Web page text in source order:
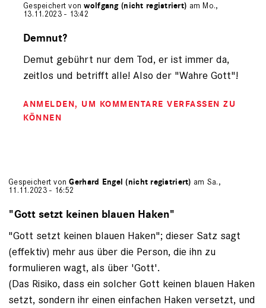
Gespeichert vonwolfgang (nicht registriert) am Mo.,
13.11.2023 - 13:42
auf
Ockenga
(nicht
Demnut?
Demut gebührt nur dem Tod, er ist immer da,
zeitlos und betrifft alle! Also der "Wahre Gott"!
ANMELDEN, UM KOMMENTARE VERFASSEN ZU
KÖNNEN
Gespeichert vonGerhard Engel (nicht registriert) am Sa.,
11.11.2023 - 16:52
"Gott setzt keinen blauen Haken"
"Gott setzt keinen blauen Haken"; dieser Satz sagt
(effektiv) mehr aus über die Person, die ihn zu
formulieren wagt, als über 'Gott'.
(Das Risiko, dass ein solcher Gott keinen blauen Haken
setzt, sondern ihr einen einfachen Haken versetzt, und